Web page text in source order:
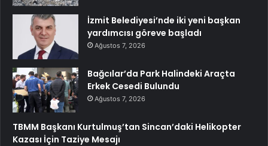
İzmit Belediyesi’nde iki yeni başkan
yardımcısı göreve başladı
Ağustos 7, 2026
Bağcılar’da Park Halindeki Araçta
Erkek Cesedi Bulundu
Ağustos 7, 2026
TBMM Başkanı Kurtulmuş’tan Sincan’daki Helikopter
Kazası İçin Taziye Mesajı